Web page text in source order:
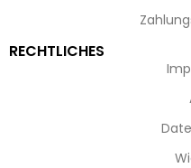
RECHTLICHES